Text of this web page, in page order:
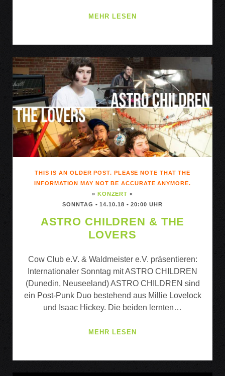
MEHR LESEN
THE
DJ
TEAMS
THIS IS AN OLDER POST. PLEASE NOTE THAT THE
INFORMATION MAY NOT BE ACCURATE ANYMORE.
» KONZERT «
SONNTAG • 14.10.18 • 20:00 UHR
ASTRO CHILDREN & THE
LOVERS
Cow Club e.V. & Waldmeister e.V. präsentieren:
Internationaler Sonntag mit ASTRO CHILDREN
(Dunedin, Neuseeland) ASTRO CHILDREN sind
ein Post-Punk Duo bestehend aus Millie Lovelock
und Isaac Hickey. Die beiden lernten…
MEHR LESEN